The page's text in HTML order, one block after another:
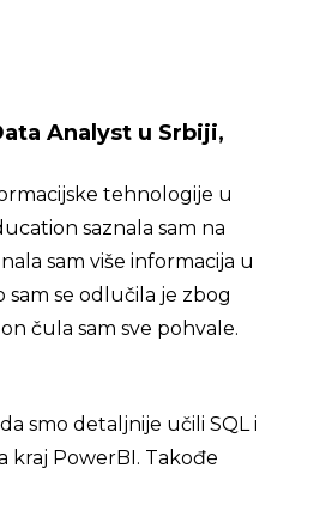
Analyst u Srbiji,
tehnologije u
saznala sam na
sam više informacija u
se odlučila je zbog
čula sam sve pohvale.
smo detaljnije učili SQL i
kraj PowerBI. Takođe